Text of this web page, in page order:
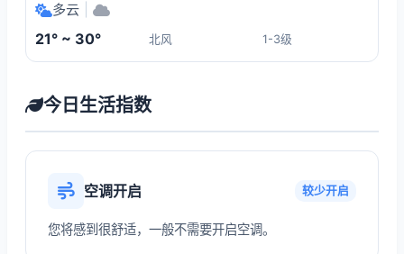
多云
21° ~ 30° 北风 1-3级
今日生活指数
空调开启 较少开启
您将感到很舒适，一般不需要开启空调。